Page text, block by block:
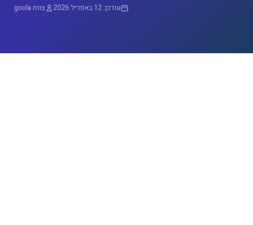
עודכן: 12 באפריל 2026 צוות goola